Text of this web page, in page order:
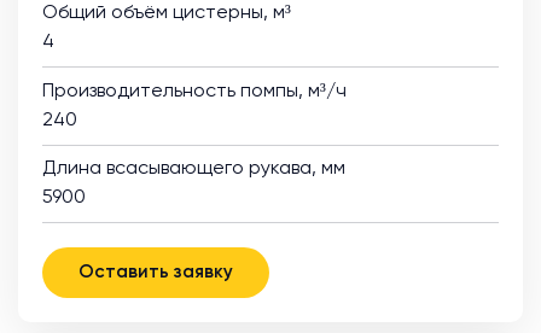
Общий объём цистерны, м³
4
Производительность помпы, м³/ч
240
Длина всасывающего рукава, мм
5900
Оставить заявку